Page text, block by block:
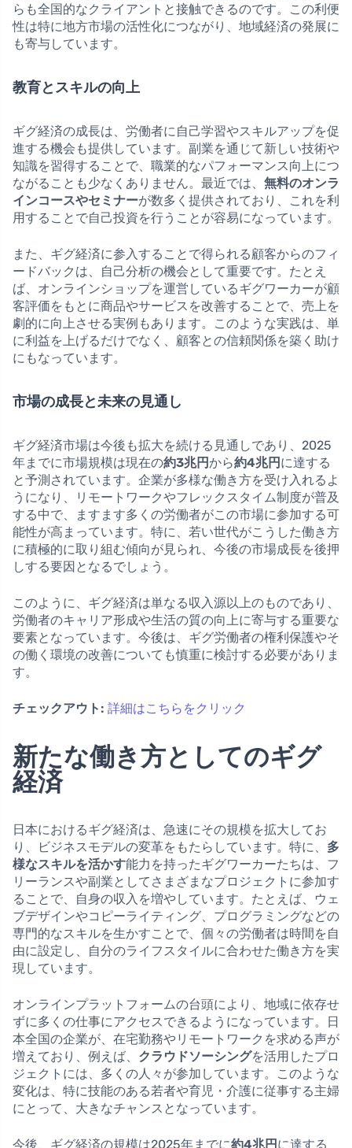
らも全国的なクライアントと接触できるのです。この利便
性は特に地方市場の活性化につながり、地域経済の発展に
も寄与しています。
教育とスキルの向上
ギグ経済の成長は、労働者に自己学習やスキルアップを促
進する機会も提供しています。副業を通じて新しい技術や
知識を習得することで、職業的なパフォーマンス向上につ
ながることも少なくありません。最近では、 無料のオンラ
インコースやセミナーが数多く提供されており、これを利
用することで自己投資を行うことが容易になっています。
また、ギグ経済に参入することで得られる顧客からのフィ
ードバックは、自己分析の機会として重要です。たとえ
ば、オンラインショップを運営しているギグワーカーが顧
客評価をもとに商品やサービスを改善することで、売上を
劇的に向上させる実例もあります。このような実践は、単
に利益を上げるだけでなく、顧客との信頼関係を築く助け
にもなっています。
市場の成長と未来の見通し
ギグ経済市場は今後も拡大を続ける見通しであり、2025
年までに市場規模は現在の約3兆円から約4兆円 に達する
と予測されています。企業が多様な働き方を受け入れるよ
うになり、リモートワークやフレックスタイム制度が普及
する中で、ますます多くの労働者がこの市場に参加する可
能性が高まっています。特に、若い世代がこうした働き方
に積極的に取り組む傾向が見られ、今後の市場成長を後押
しする要因となるでしょう。
このように、ギグ経済は単なる収入源以上のものであり、
労働者のキャリア形成や生活の質の向上に寄与する重要な
要素となっています。今後は、ギグ労働者の権利保護やそ
の働く環境の改善についても慎重に検討する必要がありま
す。
チェックアウト: 詳細はこちらをクリック
新たな働き方としてのギグ
経済
日本におけるギグ経済は、急速にその規模を拡大してお
り、ビジネスモデルの変革をもたらしています。特に、 多
様なスキルを活かす能力を持ったギグワーカーたちは、フ
リーランスや副業としてさまざまなプロジェクトに参加す
ることで、自身の収入を増やしています。たとえば、ウェ
ブデザインやコピーライティング、プログラミングなどの
専門的なスキルを生かすことで、個々の労働者は時間を自
由に設定し、自分のライフスタイルに合わせた働き方を実
現しています。
オンラインプラットフォームの台頭により、地域に依存せ
ずに多くの仕事にアクセスできるようになっています。日
本全国の企業が、在宅勤務やリモートワークを求める声が
増えており、例えば、 クラウドソーシングを活用したプロ
ジェクトには、多くの人々が参加しています。このような
変化は、特に技能のある若者や育児・介護に従事する主婦
にとって、大きなチャンスとなっています。
今後、ギグ経済の規模は2025年までに約4兆円 に達する